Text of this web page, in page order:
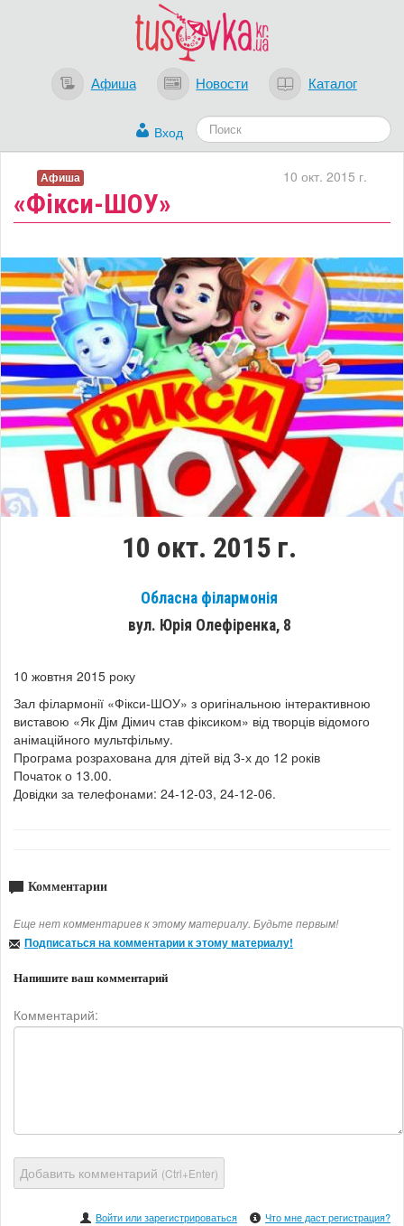
Афиша Новости Каталог
Вход
«Фікси-ШОУ»
10 окт. 2015 г.
Афиша
10 окт. 2015 г.
Обласна філармонія
вул. Юрія Олефіренка, 8
10 жовтня 2015 року
Зал філармонії «Фікси-ШОУ» з оригінальною інтерактивною
виставою «Як Дім Дімич став фіксиком» від творців відомого
анімаційного мультфільму.
Програма розрахована для дітей від 3-х до 12 років
Початок о 13.00.
Довідки за телефонами: 24-12-03, 24-12-06.
Комментарии
Еще нет комментариев к этому материалу. Будьте первым!
Подписаться на комментарии к этому материалу!
Напишите ваш комментарий
Комментарий:
Добавить комментарий (Ctrl+Enter)
Войти или зарегистрироваться Что мне даст регистрация?